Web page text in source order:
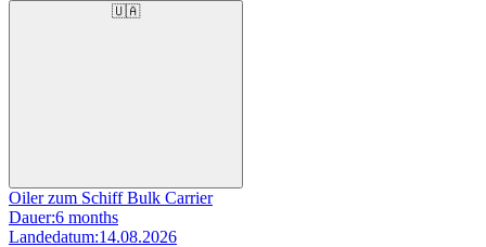
🇺🇦
Oiler zum Schiff Bulk Carrier
Dauer:6 months
Landedatum:14.08.2026